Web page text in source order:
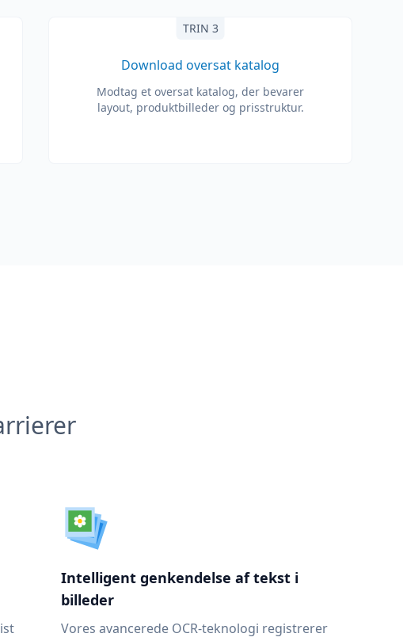
TRIN 3
Download oversat katalog
Modtag et oversat katalog, der bevarer
layout, produktbilleder og prisstruktur.
Intelligent genkendelse af tekst i
billeder
Vores avancerede OCR-teknologi registrerer